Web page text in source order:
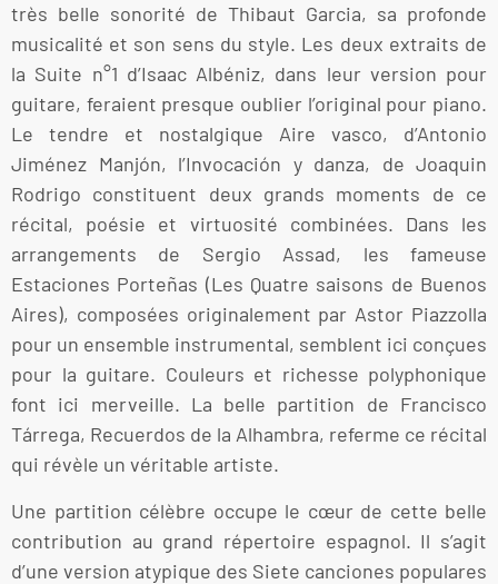
très belle sonorité de Thibaut Garcia, sa profonde
musicalité et son sens du style. Les deux extraits de
la Suite n°1 d’Isaac Albéniz, dans leur version pour
guitare, feraient presque oublier l’original pour piano.
Le tendre et nostalgique Aire vasco, d’Antonio
Jiménez Manjón, l’Invocación y danza, de Joaquin
Rodrigo constituent deux grands moments de ce
récital, poésie et virtuosité combinées. Dans les
arrangements de Sergio Assad, les fameuse
Estaciones Porteñas (Les Quatre saisons de Buenos
Aires), composées originalement par Astor Piazzolla
pour un ensemble instrumental, semblent ici conçues
pour la guitare. Couleurs et richesse polyphonique
font ici merveille. La belle partition de Francisco
Tárrega, Recuerdos de la Alhambra, referme ce récital
qui révèle un véritable artiste.
Une partition célèbre occupe le cœur de cette belle
contribution au grand répertoire espagnol. Il s’agit
d’une version atypique des Siete canciones populares